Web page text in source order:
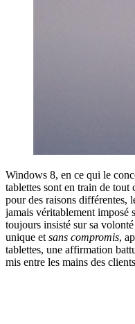
Windows 8, en ce qui le
tablettes sont en train de tout
pour des raisons différentes,
jamais véritablement imposé
toujours insisté sur sa
unique et sans compromis,
tablettes, une affirmation
mis entre les mains des